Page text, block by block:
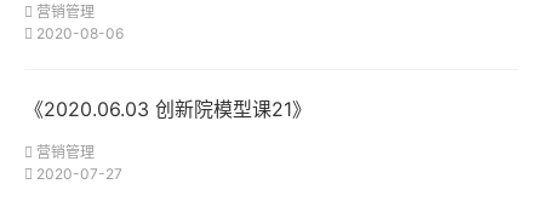
营销管理
2020-08-06
《2020.06.03 创新院模型课21》
营销管理
2020-07-27